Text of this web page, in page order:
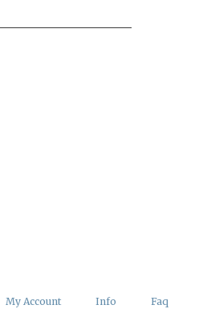
My Account Info Faq